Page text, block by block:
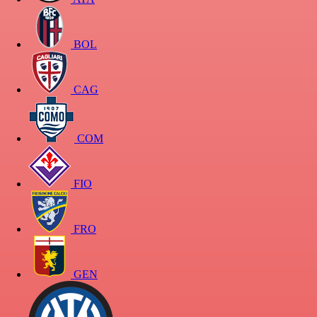
BOL
CAG
COM
FIO
FRO
GEN